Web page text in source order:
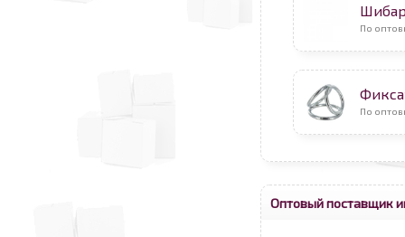
По
По
Оптовый поставщик